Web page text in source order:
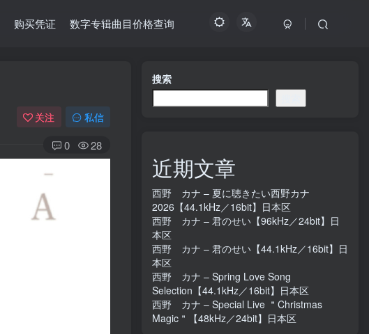
购买凭证 数字专辑曲目价格查询
关注 私信
0 28
搜索
近期文章
西野 カナ – 夏に聴きたい西野カナ
2026【44.1kHz／16bit】日本区
西野 カナ – 君のせい【96kHz／24bit】日
本区
西野 カナ – 君のせい【44.1kHz／16bit】日
本区
西野 カナ – Spring Love Song
Selection【44.1kHz／16bit】日本区
西野 カナ – Special Live ＂Christmas
Magic＂【48kHz／24bit】日本区